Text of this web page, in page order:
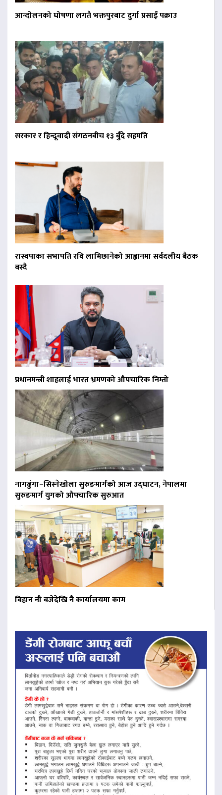
आन्दोलनको घोषणा लगतै भक्तपुरबाट दुर्गा प्रसाईं पक्राउ
सरकार र हिन्दूवादी संगठनबीच १३ बुँदे सहमति
रास्वपाका सभापति रवि लामिछानेको आह्वानमा सर्वदलीय बैठक
बस्दै
प्रधानमन्त्री शाहलाई भारत भ्रमणको औपचारिक निम्तो
नागढुंगा–सिस्नेखोला सुरुङमार्गको आज उद्घाटन, नेपालमा
सुरुङमार्ग युगको औपचारिक सुरुआत
बिहान नौ बजेदेखि नै कार्यालयमा काम